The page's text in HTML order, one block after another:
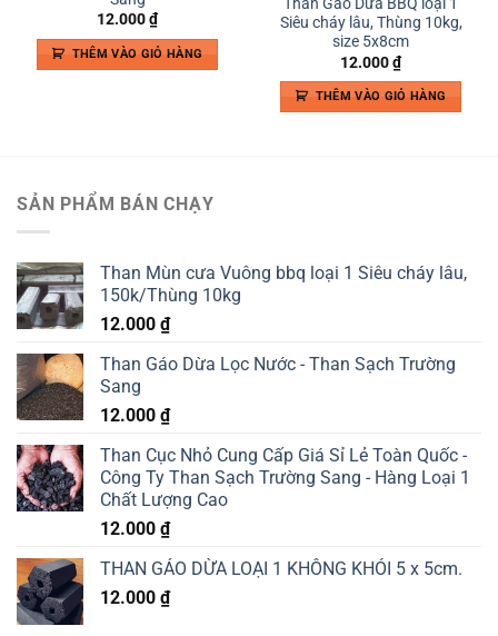
12.000₫
THÊM VÀO GIỎ HÀNG
Than Gáo Dừa BBQ loại 1
Siêu cháy lâu, Thùng 10kg,
size 5x8cm
12.000₫
THÊM VÀO GIỎ HÀNG
SẢN PHẨM BÁN CHẠY
Than Mùn cưa Vuông bbq loại 1 Siêu cháy lâu,
150k/Thùng 10kg
12.000 ₫
Than Gáo Dừa Lọc Nước - Than Sạch Trường
Sang
12.000 ₫
Than Cục Nhỏ Cung Cấp Giá Sỉ Lẻ Toàn Quốc -
Công Ty Than Sạch Trường Sang - Hàng Loại 1
Chất Lượng Cao
12.000 ₫
THAN GÁO DỪA LOẠI 1 KHÔNG KHÓI 5 x 5cm.
12.000 ₫